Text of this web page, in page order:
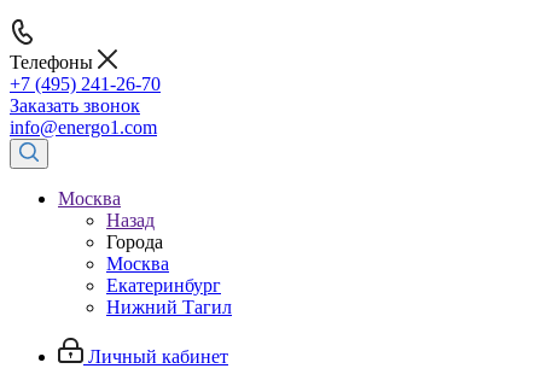
Телефоны
+7 (495) 241-26-70
Заказать звонок
info@energo1.com
Москва
Назад
Города
Москва
Екатеринбург
Нижний Тагил
Личный кабинет